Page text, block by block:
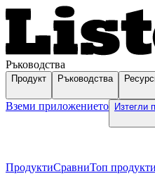
Ръководства
Продукт Ръководства
Вземи приложението Изтегли
ПродуктиСравниТоп продукти